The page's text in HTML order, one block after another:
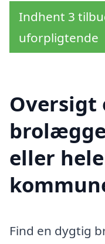
Indhent 3
uforpligtende
Oversigt
eller
Find en dygtig